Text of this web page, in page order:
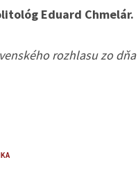
Eduard Chmelár.
rozhlasu zo